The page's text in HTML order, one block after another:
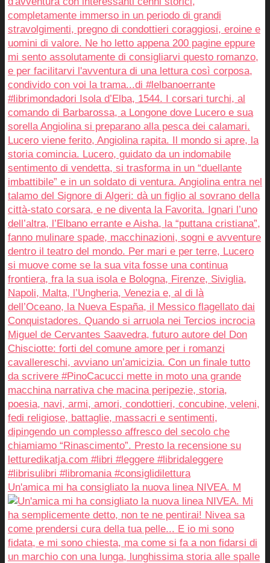
Un'amica mi ha consigliato la nuova linea NIVEA. M